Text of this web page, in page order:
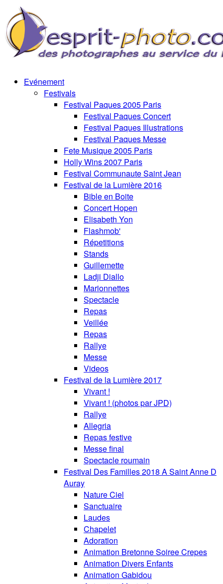
Evénement
Festivals
Festival Paques 2005 Paris
Festival Paques Concert
Festival Paques Illustrations
Festival Paques Messe
Fete Musique 2005 Paris
Holly Wins 2007 Paris
Festival Communaute Saint Jean
Festival de la Lumière 2016
Bible en Boite
Concert Hopen
Elisabeth Yon
Flashmob'
Répetitions
Stands
Guillemette
Ladji Diallo
Marionnettes
Spectacle
Repas
Veillée
Repas
Rallye
Messe
Videos
Festival de la Lumière 2017
Vivant !
Vivant ! (photos par JPD)
Rallye
Allegria
Repas festive
Messe final
Spectacle roumain
Festival Des Familles 2018 A Saint Anne D
Auray
Nature Ciel
Sanctuaire
Laudes
Chapelet
Adoration
Animation Bretonne Soiree Crepes
Animation Divers Enfants
Animation Gabidou